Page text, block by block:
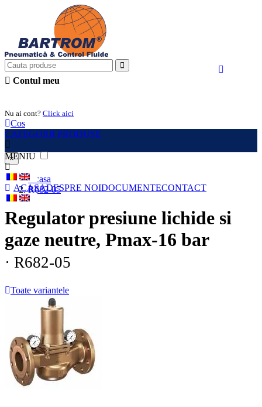
Contul meu
Nu ai cont? Click aici
Cos
CATEGORII PRODUSE
MENIU
ACASADESPRE NOIDOCUMENTECONTACT
×
Acasa
R682-05
Regulator presiune lichide si
gaze neutre, Pmax-16 bar
· R682-05
Toate variantele